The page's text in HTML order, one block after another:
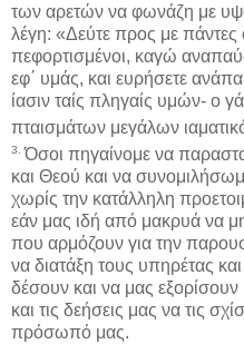
των αρετών να φωνάζη με
λέγη: «Δεύτε προς με πάντες
πεφορτισμένοι, καγώ
εφ΄ υμάς, και ευρήσετε
ίασιν ταίς πληγαίς υμών- ο
πταισμάτων μεγάλων
3.Όσοι πηγαίνομε να
και Θεού και να
χωρίς την κατάλληλη
εάν μας ιδή από μακρυά να
που αρμόζουν για την
να διατάξη τους υπηρέτας
δέσουν και να μας
και τις δεήσεις μας να τις
πρόσωπό μας.